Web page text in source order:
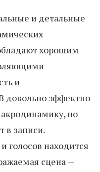
и детальные
хорошим
и
довольно эффектно
но
в записи.
голосов находится
сцена —